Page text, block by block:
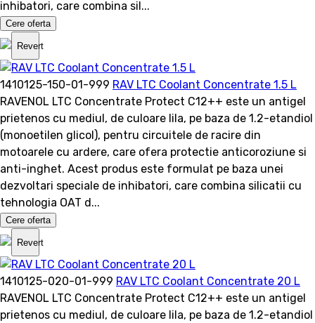
inhibatori, care combina sil...
Cere oferta
Revert
1410125-150-01-999 RAV LTC Coolant Concentrate 1.5 L
RAVENOL LTC Concentrate Protect C12++ este un antigel
prietenos cu mediul, de culoare lila, pe baza de 1.2-etandiol
(monoetilen glicol), pentru circuitele de racire din
motoarele cu ardere, care ofera protectie anticoroziune si
anti-inghet. Acest produs este formulat pe baza unei
dezvoltari speciale de inhibatori, care combina silicatii cu
tehnologia OAT d...
Cere oferta
Revert
1410125-020-01-999 RAV LTC Coolant Concentrate 20 L
RAVENOL LTC Concentrate Protect C12++ este un antigel
prietenos cu mediul, de culoare lila, pe baza de 1.2-etandiol